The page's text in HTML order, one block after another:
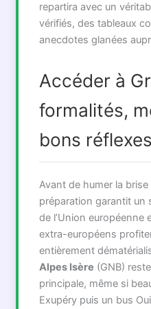
repartira avec un
vérifiés, des tableaux
anecdotes glanées
Accéder à
formalités,
bons
Avant de humer la
préparation garantit un
de l’Union européenne
extra-européens
entièrement
Alpes Isère (GNB)
principale, même si
Exupéry puis un bus